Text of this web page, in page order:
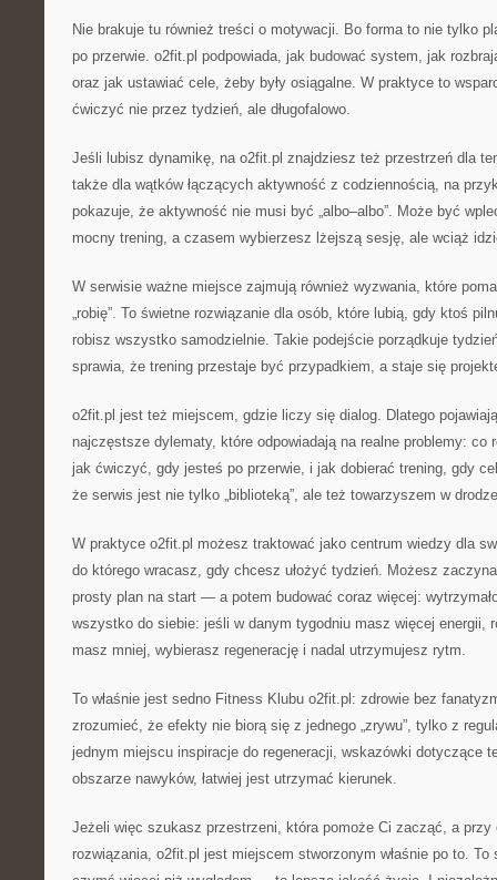
Nie brakuje tu również treści o motywacji. Bo forma to nie tylko
po przerwie. o2fit.pl podpowiada, jak budować system, jak
oraz jak ustawiać cele, żeby były osiągalne. W praktyce to
ćwiczyć nie przez tydzień, ale długofalowo.
Jeśli lubisz dynamikę, na o2fit.pl znajdziesz też przestrzeń dla
także dla wątków łączących aktywność z codziennością, na
pokazuje, że aktywność nie musi być „albo–albo”. Może być
mocny trening, a czasem wybierzesz lżejszą sesję, ale wciąż
W serwisie ważne miejsce zajmują również wyzwania, które
„robię”. To świetne rozwiązanie dla osób, które lubią, gdy ktoś
robisz wszystko samodzielnie. Takie podejście porządkuje
sprawia, że trening przestaje być przypadkiem, a staje się
o2fit.pl jest też miejscem, gdzie liczy się dialog. Dlatego
najczęstsze dylematy, które odpowiadają na realne problemy: co
jak ćwiczyć, gdy jesteś po przerwie, i jak dobierać trening, gdy
że serwis jest nie tylko „biblioteką”, ale też towarzyszem w
W praktyce o2fit.pl możesz traktować jako centrum wiedzy dla
do którego wracasz, gdy chcesz ułożyć tydzień. Możesz
prosty plan na start — a potem budować coraz więcej:
wszystko do siebie: jeśli w danym tygodniu masz więcej energii,
masz mniej, wybierasz regenerację i nadal utrzymujesz rytm.
To właśnie jest sedno Fitness Klubu o2fit.pl: zdrowie bez
zrozumieć, że efekty nie biorą się z jednego „zrywu”, tylko z
jednym miejscu inspiracje do regeneracji, wskazówki dotyczące
obszarze nawyków, łatwiej jest utrzymać kierunek.
Jeżeli więc szukasz przestrzeni, która pomoże Ci zacząć, a
rozwiązania, o2fit.pl jest miejscem stworzonym właśnie po to.